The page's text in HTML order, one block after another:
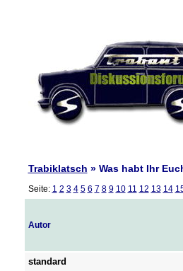
Trabiklatsch » Was habt Ihr
Seite: 1 2 3 4 5 6 7 8 9 10 11 12 13 14
Autor
standard